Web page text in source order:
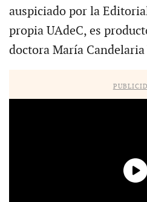
auspiciado por la
propia UAdeC, es
doctora María Candelaria